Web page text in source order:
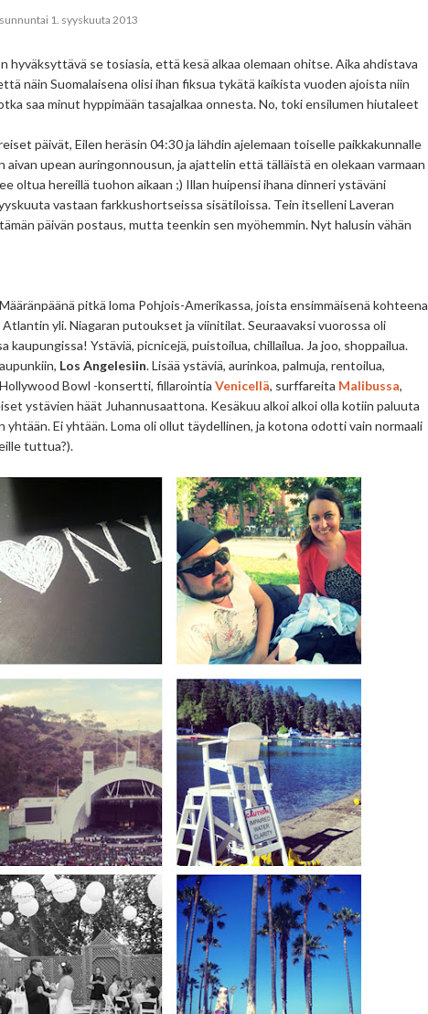
sunnuntai 1. syyskuuta 2013
hyväksyttävä se tosiasia, että kesä alkaa olemaan ohitse. Aika ahdistava
näin Suomalaisena olisi ihan fiksua tykätä kaikista vuoden ajoista niin
saa minut hyppimään tasajalkaa onnesta. No, toki ensilumen hiutaleet
päivät, Eilen heräsin 04:30 ja lähdin ajelemaan toiselle paikkakunnalle
aivan upean auringonnousun, ja ajattelin että tälläistä en olekaan varmaan
oltua hereillä tuohon aikaan ;) Illan huipensi ihana dinneri ystäväni
vastaan farkkushortseissa sisätiloissa. Tein itselleni Laveran
päivän postaus, mutta teenkin sen myöhemmin. Nyt halusin vähän
pitkä loma Pohjois-Amerikassa, joista ensimmäisenä kohteena
yli. Niagaran putoukset ja viinitilat. Seuraavaksi vuorossa oli
kaupungissa! Ystäviä, picnicejä, puistoilua, chillailua. Ja joo, shoppailua.
Los Angelesiin. Lisää ystäviä, aurinkoa, palmuja, rentoilua,
Bowl -konsertti, fillarointia Venicellä, surffareita Malibussa,
ystävien häät Juhannusaattona. Kesäkuu alkoi alkoi olla kotiin paluuta
Ei yhtään. Loma oli ollut täydellinen, ja kotona odotti vain normaali
tuttua?).